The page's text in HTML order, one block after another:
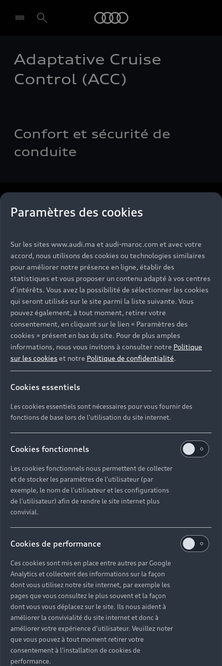
Adaptative Cruise
Control (ACC)
Confort et sécurité de
conduite
Tous les modèles
Électromobilité
Services
Service après-vente
Garantie
Campagne de rappel Airbag Takata
TCO : La valeur d'une voiture ne se résume pas à son
prix
Audi Expérience
Driven by Technology
Driven by Golf
Audi Sport
Audi quattro
Contact
Nous Contacter
E-mail : relationclient@audi.ma
Mentions légales
Politique de confidentialité
La consommation de carburant et les données
d'émission spécifiées ont été déterminées
conformément aux procédures de mesure prescrites par
la loi. Depuis le 1er septembre 2017, certains véhicules
véhicules légers (WLTP), une procédure d'essai plus
les émissions de CO2. À partir du 1er septembre 2018,
le nouveau cycle de conduite européen (NEDC) sera
remplacé par le WLTP par étapes. En raison des
conditions d'essai plus réalistes, la consommation de
carburant et les émissions de CO2 mesurées selon le
WLTP seront, dans de nombreux cas, supérieures à
celles mesurées selon le NEDC. Par conséquent,
l'utilisation des valeurs d'émission de CO2 mesurées
selon WLTP pour la taxation des véhicules à partir du
Paramètres des cookies
Sur les sites www.audi.ma et audi-maroc.com et avec votre
accord, nous utilisons des cookies ou technologies similaires
pour améliorer notre présence en ligne, établir des
statistiques et vous proposer un contenu adapté à vos centres
d’intérêts. Vous avez la possibilité de sélectionner les cookies
qui seront utilisés sur le site parmi la liste suivante. Vous
pouvez également, à tout moment, retirer votre
consentement, en cliquant sur le lien « Paramètres des
cookies » présent en bas du site. Pour de plus amples
informations, nous vous invitons à consulter notre Politique
sur les cookies et notre Politique de confidentialité.
Cookies essentiels
Les cookies essentiels sont nécessaires pour vous fournir des
fonctions de base lors de l'utilisation du site internet.
Cookies fonctionnels
Les cookies fonctionnels nous permettent de collecter
et de stocker les paramètres de l'utilisateur (par
exemple, le nom de l'utilisateur et les configurations
de l'utilisateur) afin de rendre le site internet plus
convivial.
Cookies de performance
Ces cookies sont mis en place entre autres par Google
Analytics et collectent des informations sur la façon
dont vous utilisez notre site internet, par exemple les
pages que vous consultez le plus souvent et la façon
dont vous vous déplacez sur le site. Ils nous aident à
améliorer la convivialité du site internet et donc à
améliorer votre expérience d'utilisateur. Veuillez noter
que vous pouvez à tout moment retirer votre
consentement à l'installation de cookies de
performance.